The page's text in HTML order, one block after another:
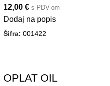
12,00 € s PDV-om
Dodaj na popis
Šifra: 001422
OPLAT OIL